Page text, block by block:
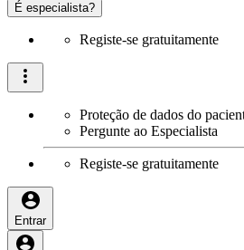
É especialista?
Registe-se gratuitamente
Proteção de dados do
Pergunte ao Especialista
Registe-se gratuitamente
Entrar